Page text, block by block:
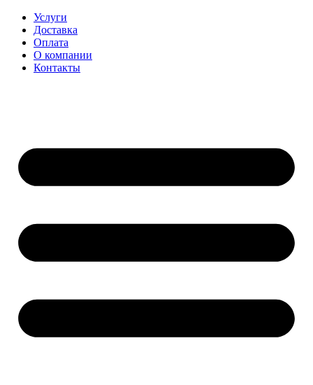
Перейти
содержимому
Услуги
Доставка
Оплата
О компании
Контакты